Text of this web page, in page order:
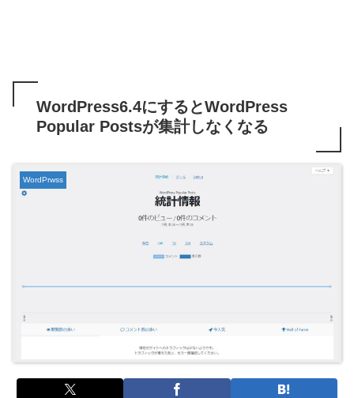
WordPress6.4にするとWordPress
Popular Postsが集計しなくなる
WordPrwss